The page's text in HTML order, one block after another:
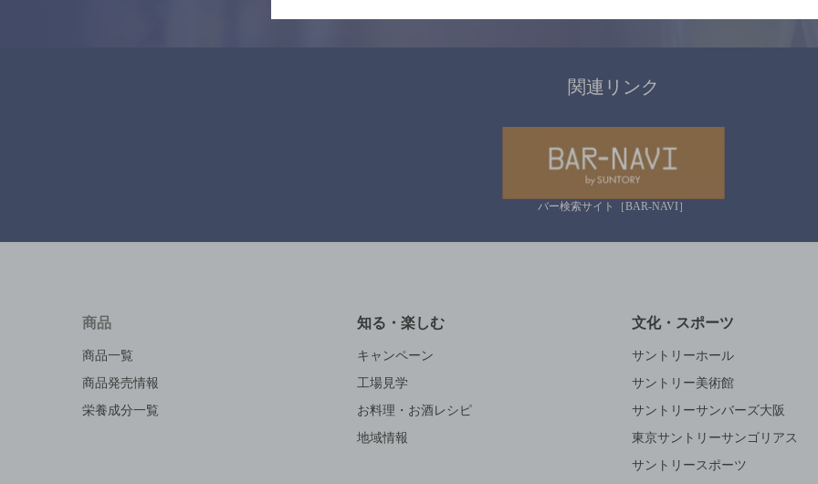
関連リンク
バー検索サイト［BAR-NAVI］
商品
商品一覧
商品発売情報
栄養成分一覧
知る・楽しむ
キャンペーン
工場見学
お料理・お酒レシピ
地域情報
文化・スポーツ
サントリーホール
サントリー美術館
サントリーサンバーズ大阪
東京サントリーサンゴリアス
サントリースポーツ